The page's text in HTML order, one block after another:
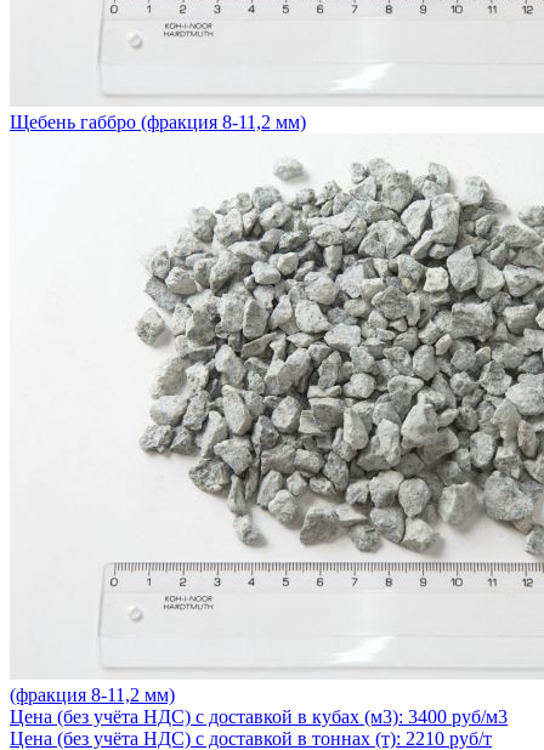
Щебень габбро (фракция 8-11,2 мм)
(фракция 8-11,2 мм)
Цена (без учёта НДС) с доставкой в кубах (м3): 3400 руб/м3
Цена (без учёта НДС) с доставкой в тоннах (т): 2210 руб/т